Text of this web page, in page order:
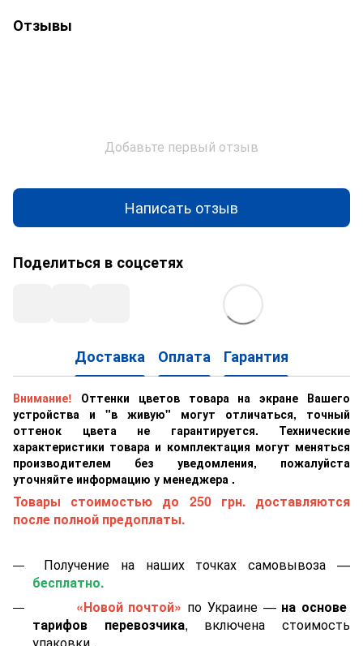
Отзывы
Добавьте первый отзыв
Написать отзыв
Поделиться в соцсетях
Доставка Оплата Гарантия
Внимание!
Оттенки цветов товара на экране Вашего
устройства и "в живую" могут отличаться, точный
оттенок цвета не гарантируется. Технические
характеристики товара и комплектация могут меняться
производителем без уведомления, пожалуйста
уточняйте информацию у менеджера .
Товары стоимостью до 250 грн. доставляются
после полной предоплаты.
Получение на наших точках самовывоза —
бесплатно.
«Новой почтой» по Украине — на основе
тарифов перевозчика, включена стоимость